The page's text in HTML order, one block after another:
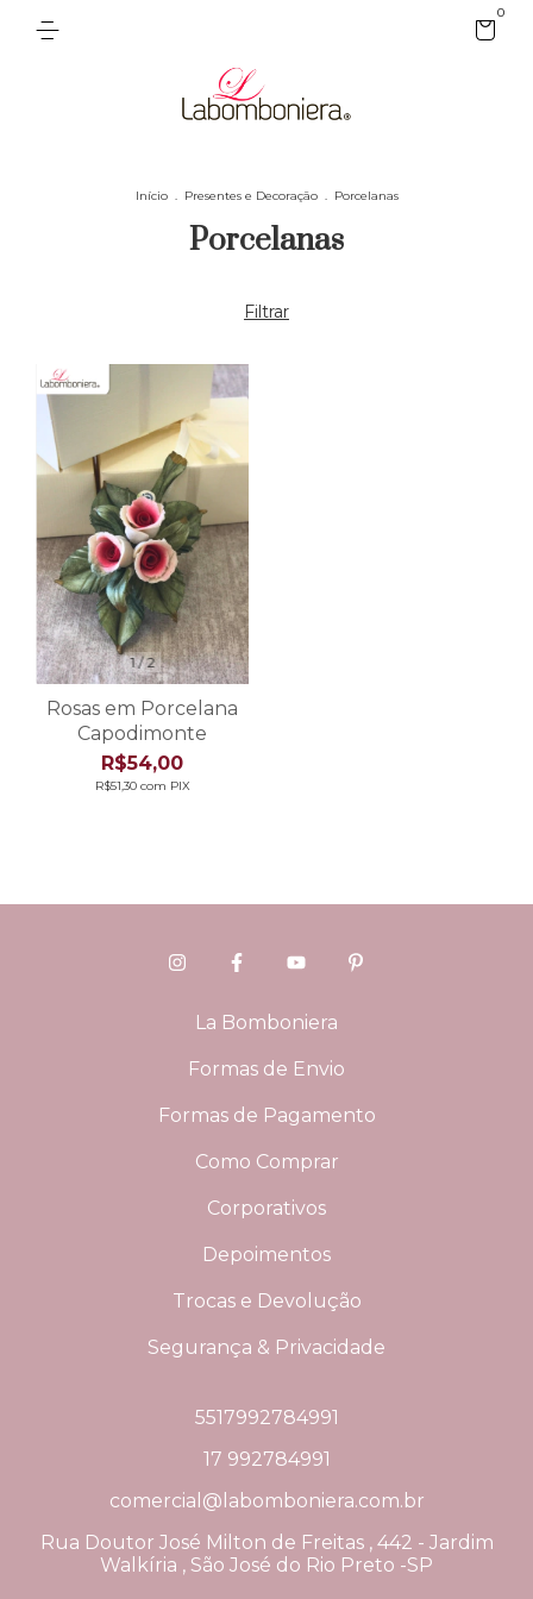
0
Início . Presentes e Decoração . Porcelanas
Porcelanas
Filtrar
1/2
Rosas em Porcelana
Capodimonte
R$54,00
R$51,30 com PIX
La Bomboniera
Formas de Envio
Formas de Pagamento
Como Comprar
Corporativos
Depoimentos
Trocas e Devolução
Segurança & Privacidade
5517992784991
17 992784991
comercial@labomboniera.com.br
Rua Doutor José Milton de Freitas , 442 - Jardim
Walkíria , São José do Rio Preto -SP